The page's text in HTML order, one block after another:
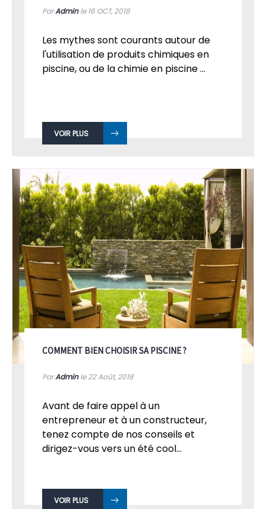
ParAdminle 16 OCT, 2018
Les mythes sont courants autour de
l'utilisation de produits chimiques en
piscine, ou de la chimie en piscine ...
VOIR PLUS
COMMENT BIEN CHOISIR SA PISCINE ?
ParAdminle 22Août, 2018
Avant de faire appel à un
entrepreneur et à un constructeur,
tenez compte de nos conseils et
dirigez-vous vers un été cool...
VOIR PLUS